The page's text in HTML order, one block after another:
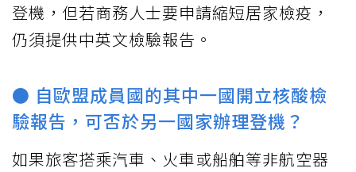
登機，但若商務人士要申請縮短居家檢疫，
仍須提供中英文檢驗報告。
● 自歐盟成員國的其中一國開立核酸檢
驗報告，可否於另一國家辦理登機？
如果旅客搭乘汽車、火車或船舶等非航空器